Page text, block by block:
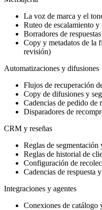
La voz de marca y el
Ruteo de escalamiento
Borradores de
Copy y metadatos de la
revisión)
Automatizaciones y difusiones
Flujos de recuperación
Copy de difusiones y
Cadencias de pedido de
Disparadores de
CRM y reseñas
Reglas de segmentación
Reglas de historial de
Configuración de
Cadencias de respuesta
Integraciones y agentes
Conexiones de catálogo